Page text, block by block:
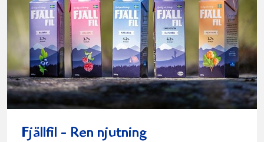
Fjällfil - Ren njutning